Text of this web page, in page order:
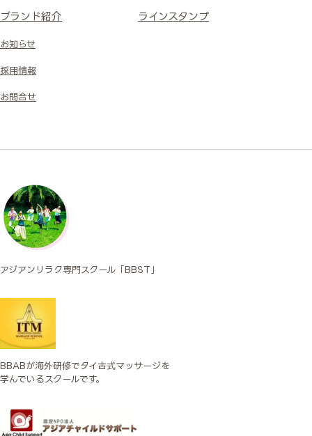
ブランド紹介 ラインスタンプ
お知らせ
採用情報
お問合せ
アジアンリラク専門スクール「BBST」
BBABが海外研修でタイ古式マッサージを
学んでいるスクールです。